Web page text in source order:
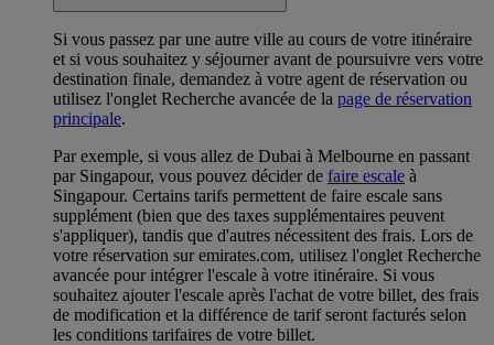
Si vous passez par une autre ville au cours de votre itinéraire
et si vous souhaitez y séjourner avant de poursuivre vers votre
destination finale, demandez à votre agent de réservation ou
utilisez l'onglet Recherche avancée de la page de réservation
principale.
Par exemple, si vous allez de Dubai à Melbourne en passant
par Singapour, vous pouvez décider de faire escale à
Singapour. Certains tarifs permettent de faire escale sans
supplément (bien que des taxes supplémentaires peuvent
s'appliquer), tandis que d'autres nécessitent des frais. Lors de
votre réservation sur emirates.com, utilisez l'onglet Recherche
avancée pour intégrer l'escale à votre itinéraire. Si vous
souhaitez ajouter l'escale après l'achat de votre billet, des frais
de modification et la différence de tarif seront facturés selon
les conditions tarifaires de votre billet.